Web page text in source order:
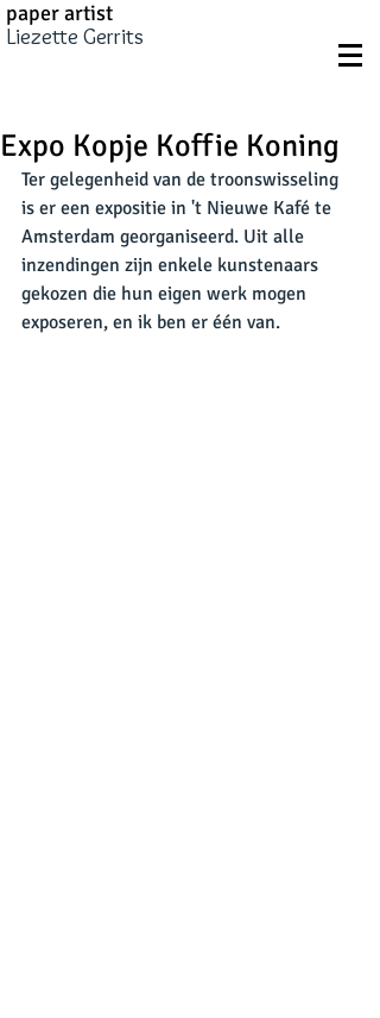
Liezette Gerrits
paper artist
Expo Kopje Koffie Koning
Ter gelegenheid van de troonswisseling
is er een expositie in 't Nieuwe Kafé te
Amsterdam georganiseerd. Uit alle
inzendingen zijn enkele kunstenaars
gekozen die hun eigen werk mogen
exposeren, en ik ben er één van.